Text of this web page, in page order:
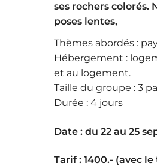
ses rochers colorés.
poses lentes,
Thèmes abordés :
Hébergement :
et au logement.
Taille du groupe : 3
Durée : 4 jours
Date : du 22 au 25
Tarif : 1400.- (avec